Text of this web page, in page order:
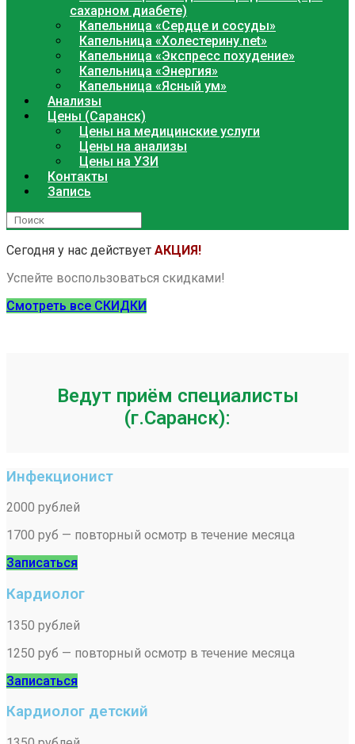
сахарном диабете)
Капельница «Сердце и сосуды»
Капельница «Холестерину.net»
Капельница «Экспресс похудение»
Капельница «Энергия»
Капельница «Ясный ум»
Анализы
Цены (Саранск)
Цены на медицинские услуги
Цены на анализы
Цены на УЗИ
Контакты
Запись
Сегодня у нас действует АКЦИЯ!
Успейте воспользоваться скидками!
Смотреть все СКИДКИ
Ведут приём специалисты
(г.Саранск):
Инфекционист
2000 рублей
1700 руб — повторный осмотр в течение месяца
Записаться
Кардиолог
1350 рублей
1250 руб — повторный осмотр в течение месяца
Записаться
Кардиолог детский